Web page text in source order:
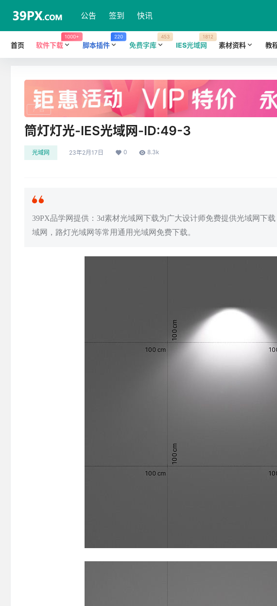
公告 签到 快讯
首页 软件下载
1000+
脚本插件
220
免费字库
453
IES光域网
1812
素材资料 教
广告
筒灯灯光-IES光域网-ID:49-3
光域网 23年2月17日 0 8.3k
39PX品学网提供：3d素材光域网下载为广大设计师免费提供光域网下
域网，路灯光域网等常用通用光域网免费下载。